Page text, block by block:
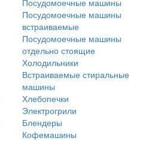
Посудомоечные машины
Посудомоечные машины
встраиваемые
Посудомоечные машины
отдельно стоящие
Холодильники
Встраиваемые стиральные
машины
Хлебопечки
Электрогрили
Блендеры
Кофемашины